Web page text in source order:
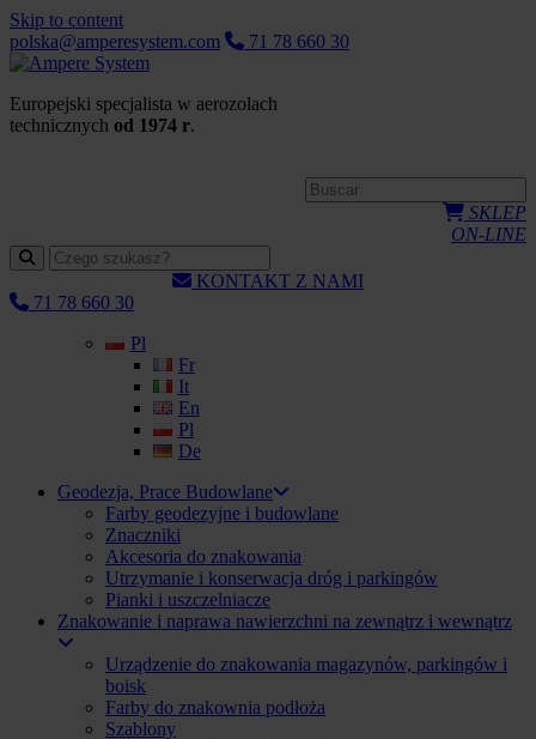
Skip to content
polska@amperesystem.com
71 78 660 30
Europejski specjalista w aerozolach
technicznych od 1974 r.
SKLEP
ON-LINE
KONTAKT Z NAMI
71 78 660 30
Pl
Fr
It
En
Pl
De
Geodezja, Prace Budowlane
Farby geodezyjne i budowlane
Znaczniki
Akcesoria do znakowania
Utrzymanie i konserwacja dróg i parkingów
Pianki i uszczelniacze
Znakowanie i naprawa nawierzchni na zewnątrz i wewnątrz
Urządzenie do znakowania magazynów, parkingów i
boisk
Farby do znakownia podłoża
Szablony